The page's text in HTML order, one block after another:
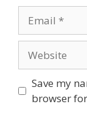
Save my
browser